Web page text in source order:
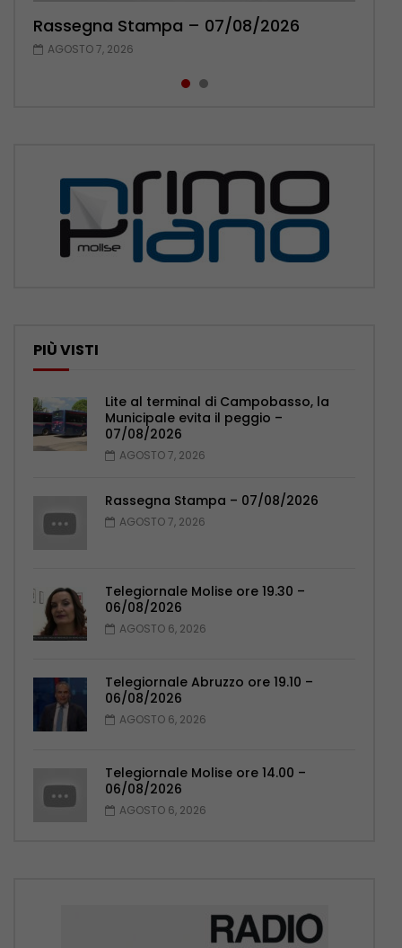
Rassegna Stampa – 07/08/2026
AGOSTO 7, 2026
Rassegna Stampa – 06/08/2026
AGOSTO 6, 2026
PIÙ VISTI
Lite al terminal di Campobasso, la
Municipale evita il peggio –
07/08/2026
AGOSTO 7, 2026
Rassegna Stampa – 07/08/2026
AGOSTO 7, 2026
Telegiornale Molise ore 19.30 –
06/08/2026
AGOSTO 6, 2026
Telegiornale Abruzzo ore 19.10 –
06/08/2026
AGOSTO 6, 2026
Telegiornale Molise ore 14.00 –
06/08/2026
AGOSTO 6, 2026